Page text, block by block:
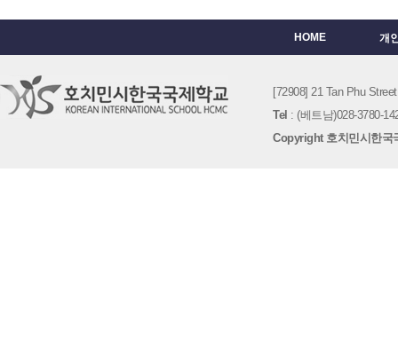
HOME 개
[72908] 21 Tan Phu
Tel : (베트남)028-3780-
Copyright 호치민시한국